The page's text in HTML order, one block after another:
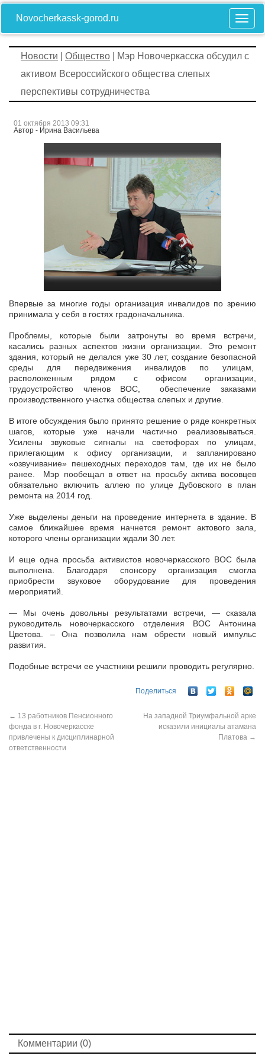
Novocherkassk-gorod.ru
Новости Общество | Мэр Новочеркасска обсудил с
активом Всероссийского общества слепых
перспективы сотрудничества
01 октября 2013 09:31
Автор - Ирина Васильева
Впервые за многие годы организация инвалидов по зрению
принимала у себя в гостях градоначальника.
Проблемы, которые были затронуты во время встречи,
касались разных аспектов жизни организации. Это ремонт
здания, который не делался уже 30 лет, создание безопасной
среды для передвижения инвалидов по улицам,
расположенным рядом с офисом организации,
трудоустройство членов ВОС, обеспечение заказами
производственного участка общества слепых и другие.
В итоге обсуждения было принято решение о ряде конкретных
шагов, которые уже начали частично реализовываться.
Усилены звуковые сигналы на светофорах по улицам,
прилегающим к офису организации, и запланировано
«озвучивание» пешеходных переходов там, где их не было
ранее. Мэр пообещал в ответ на просьбу актива восовцев
обязательно включить аллею по улице Дубовского в план
ремонта на 2014 год.
Уже выделены деньги на проведение интернета в здание. В
самое ближайшее время начнется ремонт актового зала,
которого члены организации ждали 30 лет.
И еще одна просьба активистов новочеркасского ВОС была
выполнена. Благодаря спонсору организация смогла
приобрести звуковое оборудование для проведения
мероприятий.
— Мы очень довольны результатами встречи, — сказала
руководитель новочеркасского отделения ВОС Антонина
Цветова. – Она позволила нам обрести новый импульс
развития.
Подобные встречи ее участники решили проводить регулярно.
Поделиться
← 13 работников Пенсионного
фонда в г. Новочеркасске
привлечены к дисциплинарной
ответственности
На западной Триумфальной арке
исказили инициалы атамана
Платова →
Комментарии (0)